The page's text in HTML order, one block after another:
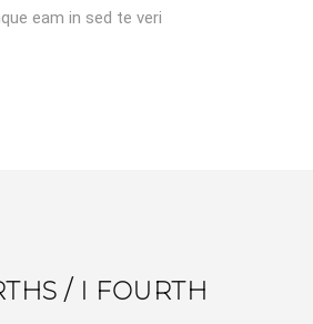
eam in sed te veri
/ I FOURTH